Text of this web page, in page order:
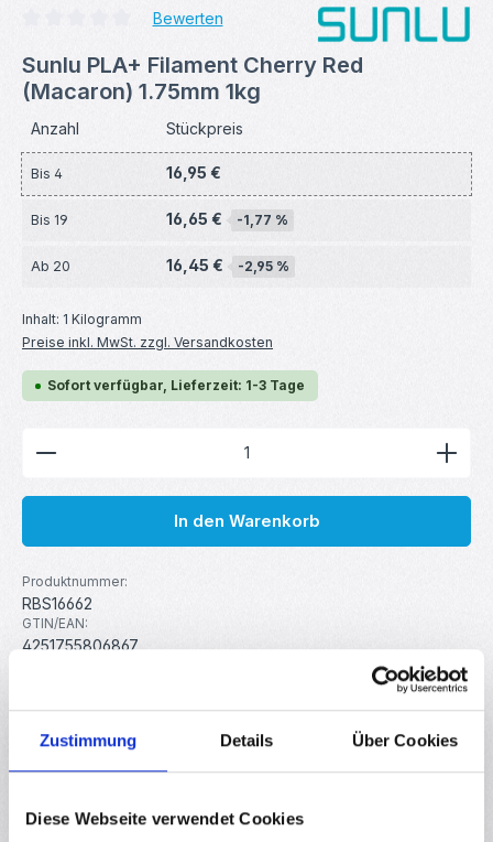
Zustimmung Details Über Cookies
Diese Webseite verwendet Cookies
Durchschnittliche Bewertung von 0 von 5 Sternen
Bewerten
Sunlu PLA+ Filament Cherry Red
(Macaron) 1.75mm 1kg
Anzahl Stückpreis
Bis 4 16,95 €
Bis 19 16,65 € -1,77 %
Ab 20 16,45 € -2,95 %
Inhalt: 1 Kilogramm
Preise inkl. MwSt. zzgl. Versandkosten
Sofort verfügbar, Lieferzeit: 1-3 Tage
Produkt Anzahl: Gib den gewünschten Wert ein
In den Warenkorb
Produktnummer:
RBS16662
GTIN/EAN:
4251755806867
Gewicht: